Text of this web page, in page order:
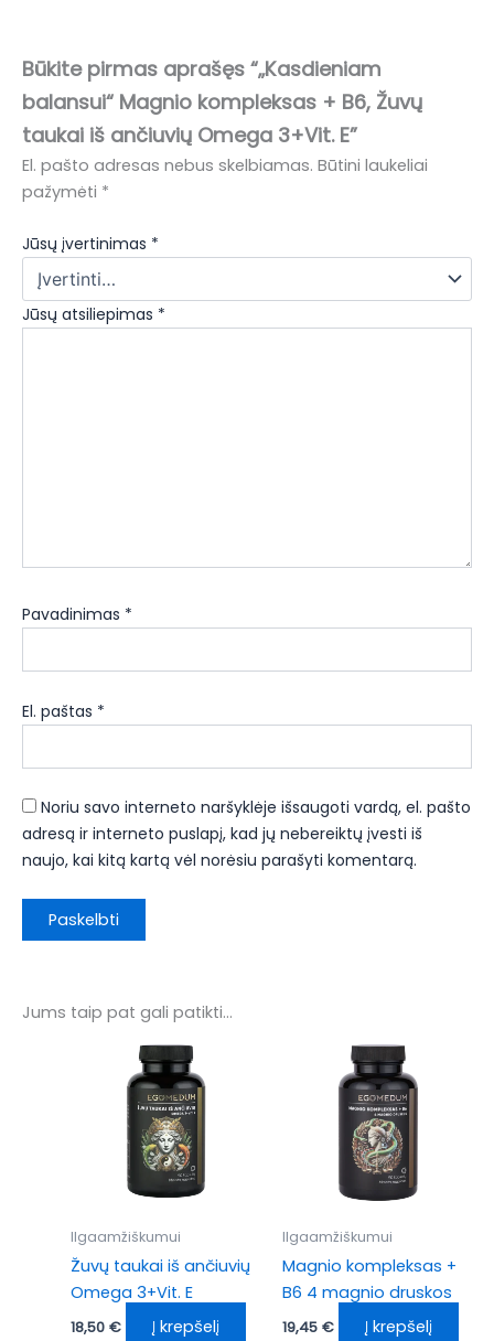
Būkite pirmas aprašęs “„Kasdieniam
balansui“ Magnio kompleksas + B6, Žuvų
taukai iš ančiuvių Omega 3+Vit. E”
El. pašto adresas nebus skelbiamas. Būtini laukeliai
pažymėti *
Jūsų įvertinimas *
Jūsų atsiliepimas *
Pavadinimas *
El. paštas *
Noriu savo interneto naršyklėje išsaugoti vardą, el. pašto
adresą ir interneto puslapį, kad jų nebereiktų įvesti iš
naujo, kai kitą kartą vėl norėsiu parašyti komentarą.
Jums taip pat gali patikti…
Ilgaamžiškumui
Žuvų taukai iš ančiuvių
Omega 3+Vit. E
18,50 € Į krepšelį
Ilgaamžiškumui
Magnio kompleksas +
B6 4 magnio druskos
19,45 € Į krepšelį